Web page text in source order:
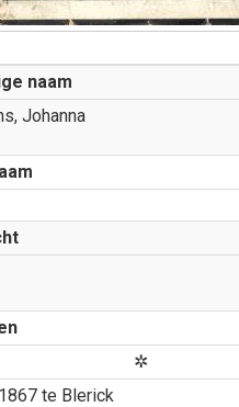
naam
Johanna
✲
te Blerick